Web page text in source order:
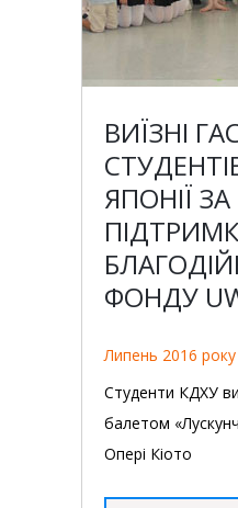
ВИЇЗНІ
ЯПОНІЇ ЗА
ФОНДУ
Липень 2016 року
Студенти КДХУ
балетом
Опері Кіото